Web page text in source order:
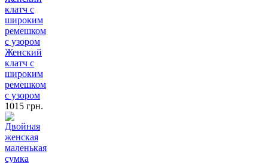
Женский
клатч с
широким
ремешком
с узором
1015 грн.